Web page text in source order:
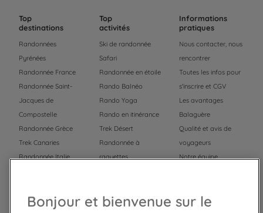
Top
destinations
Randonnées
Pyrénées
Randonnée France
Randonnée Saint-
Jacques de
Compostelle
Randonnée Grèce
Trek Canaries
Randonnée Italie
Trek Mauritanie
Top
activités
Ski de randonnée
Safari
Randonnée en étoile
Rando Balnéo
Rando Yoga
Rando en itinérance
Trek Désert
Randonnée à
raquettes
Trek
Informations
pratiques
Nous contacter, nous
rencontrer
Toutes les infos pour
s'inscrire et CGV
Les avantages
Balaguère
Qualité et avis de
voyageurs
Notre équipe
Bonjour et bienvenue sur le